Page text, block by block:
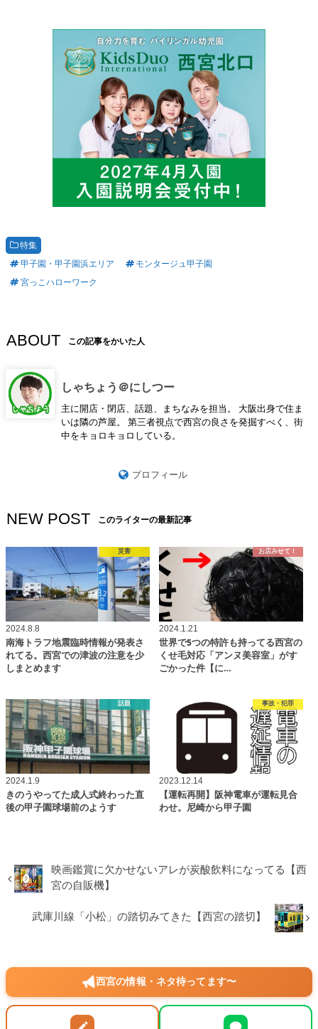
特集
甲子園・甲子園浜エリア
モンタージュ甲子園
宮っこハローワーク
ABOUT この記事をかいた人
しゃちょう＠にしつー
主に開店・閉店、話題、まちなみを担当。 大阪出身で住ま
いは隣の芦屋。 第三者視点で西宮の良さを発掘すべく、街
中をキョロキョロしている。
プロフィール
NEW POST このライターの最新記事
災害
2024.8.8
南海トラフ地震臨時情報が発表さ
れてる。西宮での津波の注意を少
しまとめます
お店みせて！
2024.1.21
世界で5つの特許も持ってる西宮の
くせ毛対応「アンヌ美容室」がす
ごかった件【に…
話題
2024.1.9
きのうやってた成人式終わった直
後の甲子園球場前のようす
事故・犯罪
2023.12.14
【運転再開】阪神電車が運転見合
わせ。尼崎から甲子園
映画鑑賞に欠かせないアレが炭酸飲料になってる【西
宮の自販機】
武庫川線「小松」の踏切みてきた【西宮の踏切】
西宮の情報・ネタ待ってます〜